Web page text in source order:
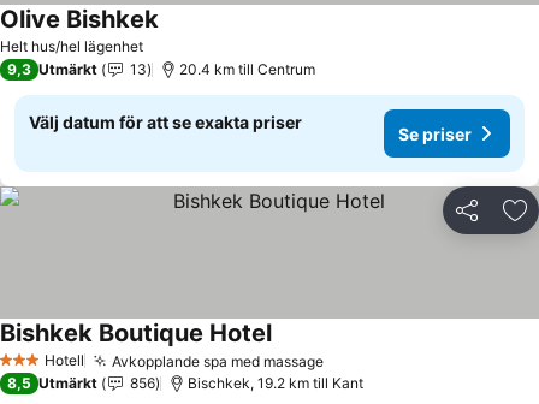
Helt hus/hel lägenhet
Olive BishkekSe priser
9,3 Utmärkt 13 20.4 km till Centrum
Välj datum för att se exakta priser
Se priser
Dela
3 StjärnorHotell Avkopplande spa med massageSe priser
Bishkek Boutique HotelSe priser
8,5 Utmärkt 856 Bischkek, 19.2 km till Kant